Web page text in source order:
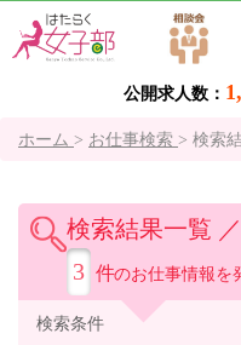
公開求人数：
ホーム > お仕事検索 > 検索
検索結果一覧 ／
3 件のお仕事情報を
検索条件